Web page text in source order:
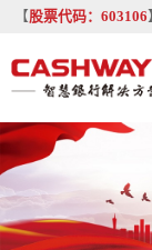
【股票代码：603106